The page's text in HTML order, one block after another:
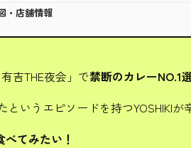
・店舗情報
吉THE夜会」で禁断のカレーNO.1
いうエピソードを持つYOSHIKIが
てみたい！